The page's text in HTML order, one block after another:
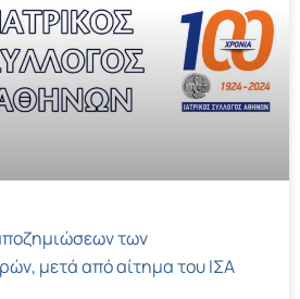
των
μετά από αίτημα του ΙΣΑ